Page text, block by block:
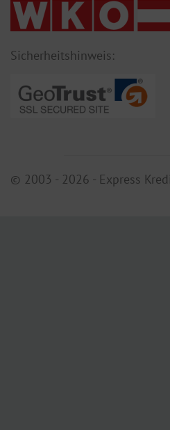
Sicherheitshinweis:
© 2003 - 2026 - Express